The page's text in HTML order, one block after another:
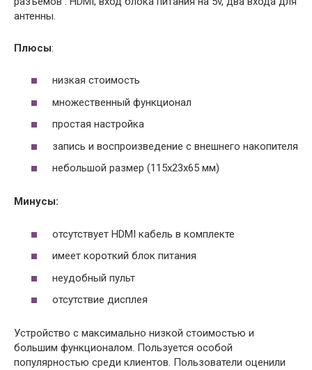
антенны.
Плюсы:
низкая стоимость
множественный функционал
простая настройка
запись и воспроизведение с внешнего накопителя
небольшой размер (115х23х65 мм)
Минусы:
отсутствует HDMI кабель в комплекте
имеет короткий блок питания
неудобный пульт
отсутствие дисплея
Устройство с максимально низкой стоимостью и
большим функционалом. Пользуется особой
популярностью среди клиентов. Пользователи оценили